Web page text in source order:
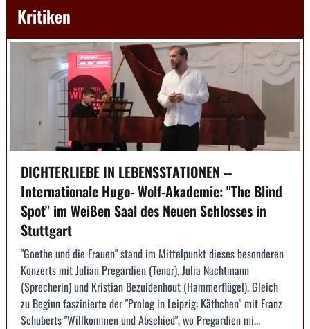
Kritiken
DICHTERLIEBE IN LEBENSSTATIONEN --
Internationale Hugo- Wolf-Akademie: "The Blind
Spot" im Weißen Saal des Neuen Schlosses in
Stuttgart
"Goethe und die Frauen" stand im Mittelpunkt dieses besonderen
Konzerts mit Julian Pregardien (Tenor), Julia Nachtmann
(Sprecherin) und Kristian Bezuidenhout (Hammerflügel). Gleich
zu Beginn faszinierte der "Prolog in Leipzig: Käthchen" mit Franz
Schuberts "Willkommen und Abschied", wo Pregardien mi...